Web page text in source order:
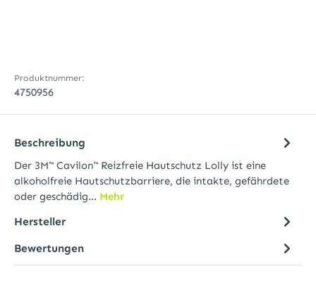
Produktnummer:
4750956
Beschreibung
Der 3M™ Cavilon™ Reizfreie Hautschutz Lolly ist eine
alkoholfreie Hautschutzbarriere, die intakte, gefährdete
oder geschädig… Mehr
Hersteller
Bewertungen